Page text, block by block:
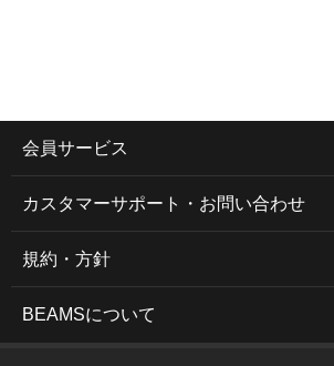
会員サービス
カスタマーサポート・お問い合わせ
規約・方針
BEAMSについて